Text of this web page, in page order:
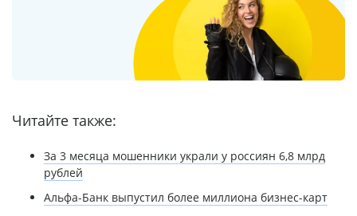
Читайте также:
За 3 месяца мошенники украли у россиян 6,8 млрд
рублей
Альфа-Банк выпустил более миллиона бизнес-карт